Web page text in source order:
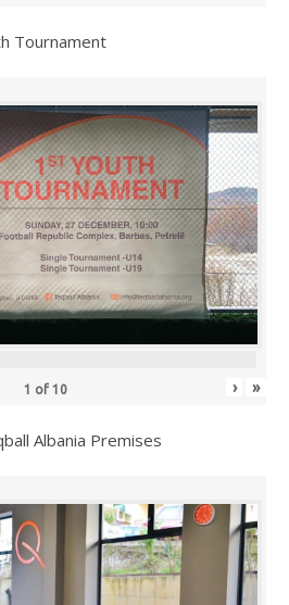
Tournament
1 of 10 › »
Albania Premises